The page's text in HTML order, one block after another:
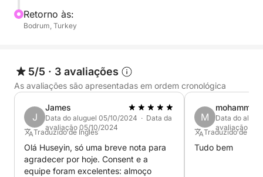
Retorno às:
Bodrum, Turkey
5/5 · 3 avaliações
As avaliações são apresentadas em ordem cronológica
J
James
Data do aluguel 05/10/2024 · Data da
avaliação 05/10/2024
Traduzido de Inglês
Olá Huseyin, só uma breve nota para
agradecer por hoje. Consent e a
equipe foram excelentes: almoço
M
Data do
avaliação 18/
Traduzido de
Tudo bem